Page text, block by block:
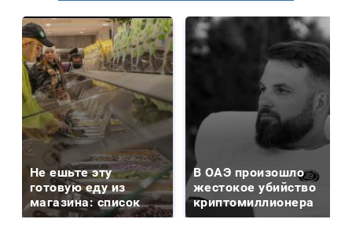
Не ешьте эту
готовую еду из
магазина: список
В ОАЭ произошло
жестокое убийство
криптомиллионера